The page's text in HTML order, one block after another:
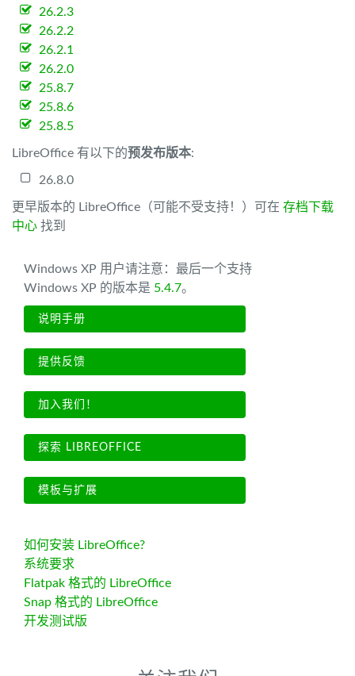
26.2.3
26.2.2
26.2.1
26.2.0
25.8.7
25.8.6
25.8.5
LibreOffice 有以下的预发布版本:
26.8.0
更早版本的 LibreOffice（可能不受支持！）可在 存档下载
中心 找到
Windows XP 用户请注意：最后一个支持
Windows XP 的版本是 5.4.7。
说明手册
提供反馈
加入我们！
探索 LIBREOFFICE
模板与扩展
如何安装 LibreOffice?
系统要求
Flatpak 格式的 LibreOffice
Snap 格式的 LibreOffice
开发测试版